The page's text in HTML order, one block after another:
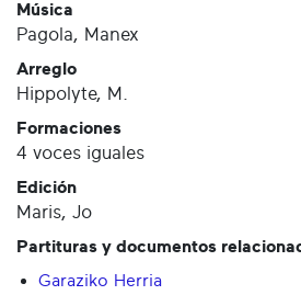
Música
Pagola, Manex
Arreglo
Hippolyte, M.
Formaciones
4 voces iguales
Edición
Maris, Jo
Partituras y documentos
Garaziko Herria